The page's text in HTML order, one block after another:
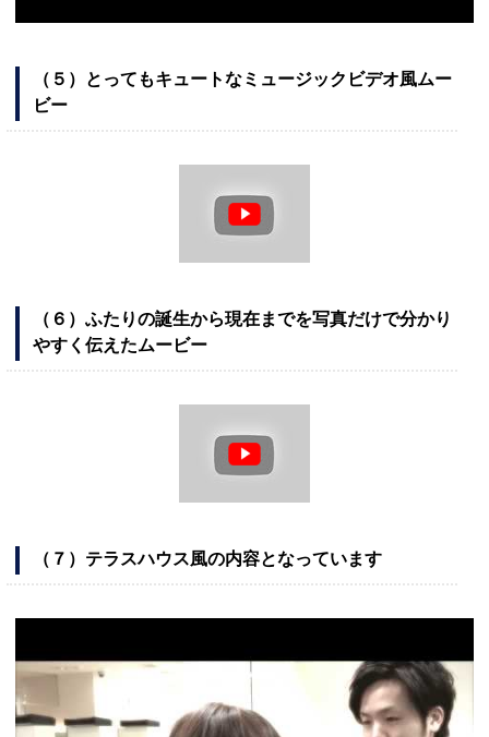
（５）とってもキュートなミュージックビデオ風ムー
ビー
（６）ふたりの誕生から現在までを写真だけで分かり
やすく伝えたムービー
（７）テラスハウス風の内容となっています